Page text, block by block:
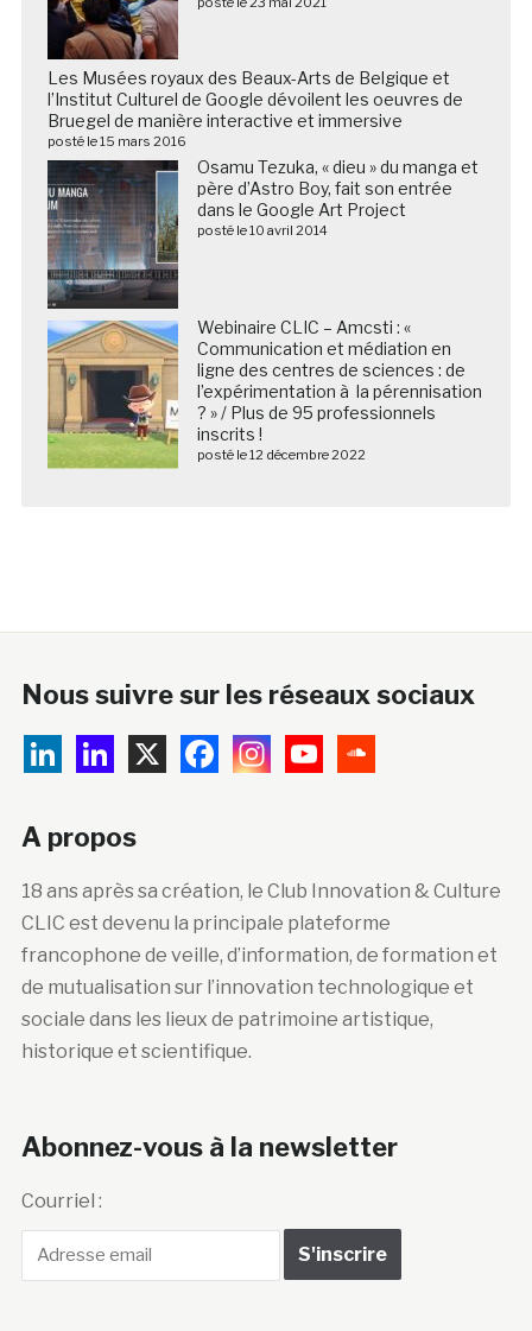
Les Musées royaux des Beaux-Arts de Belgique et
l’Institut Culturel de Google dévoilent les oeuvres de
Bruegel de manière interactive et immersive
posté le 15 mars 2016
Osamu Tezuka, « dieu » du manga et
père d’Astro Boy, fait son entrée
dans le Google Art Project
posté le 10 avril 2014
Webinaire CLIC – Amcsti : «
Communication et médiation en
ligne des centres de sciences : de
l’expérimentation à la pérennisation
? » / Plus de 95 professionnels
inscrits !
posté le 12 décembre 2022
Nous suivre sur les réseaux sociaux
A propos
18 ans après sa création, le Club Innovation & Culture
CLIC est devenu la principale plateforme
francophone de veille, d’information, de formation et
de mutualisation sur l’innovation technologique et
sociale dans les lieux de patrimoine artistique,
historique et scientifique.
Abonnez-vous à la newsletter
Courriel :